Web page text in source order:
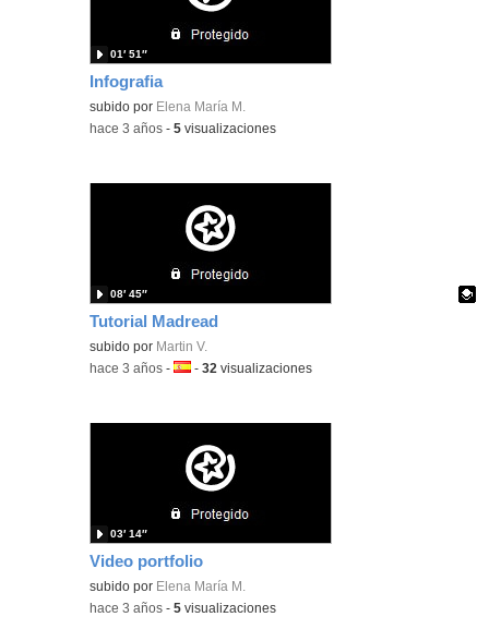
Infografia
subido por Elena María M.
01′ 51″
-hace 3 años -5 visualizaciones
Tutorial Madread
Contenido educativo.
subido por Martin V.
08′ 45″
-hace 3 años -Idioma:
-32 visualizaciones
Video portfolio
subido por Elena María M.
03′ 14″
-hace 3 años -5 visualizaciones